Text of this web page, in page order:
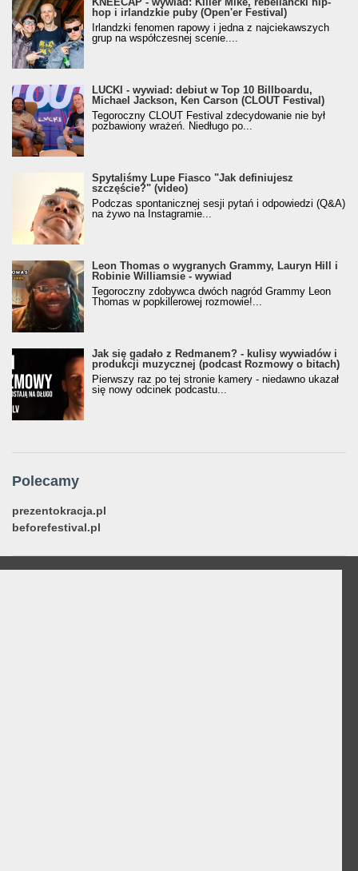
hop i irlandzkie puby (Open'er Festival)
Irlandzki fenomen rapowy i jedna z najciekawszych
grup na współczesnej scenie....
LUCKI - wywiad: debiut w Top 10 Billboardu,
Michael Jackson, Ken Carson (CLOUT Festival)
Tegoroczny CLOUT Festival zdecydowanie nie był
pozbawiony wrażeń. Niedługo po...
Spytaliśmy Lupe Fiasco "Jak definiujesz
szczęście?" (video)
Podczas spontanicznej sesji pytań i odpowiedzi (Q&A)
na żywo na Instagramie...
Leon Thomas o wygranych Grammy, Lauryn Hill i
Robinie Williamsie - wywiad
Tegoroczny zdobywca dwóch nagród Grammy Leon
Thomas w popkillerowej rozmowie!...
Jak się gadało z Redmanem? - kulisy wywiadów i
produkcji muzycznej (podcast Rozmowy o bitach)
Pierwszy raz po tej stronie kamery - niedawno ukazał
się nowy odcinek podcastu...
Polecamy
prezentokracja.pl
beforefestival.pl